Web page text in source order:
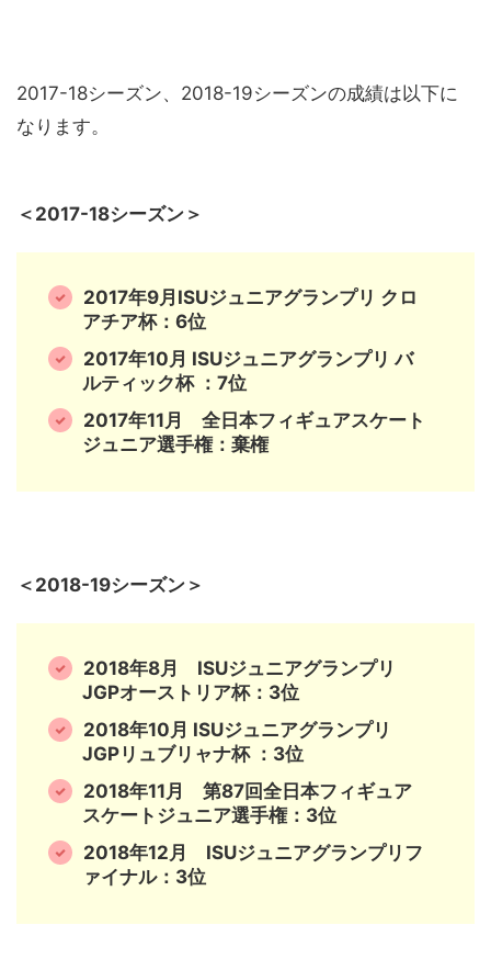
2017-18シーズン、2018-19シーズンの成績は以下に
なります。
＜2017-18シーズン＞
2017年9月ISUジュニアグランプリ クロ
アチア杯：6位
2017年10月 ISUジュニアグランプリ バ
ルティック杯 ：7位
2017年11月 全日本フィギュアスケート
ジュニア選手権：棄権
＜2018-19シーズン＞
2018年8月 ISUジュニアグランプリ
JGPオーストリア杯：3位
2018年10月 ISUジュニアグランプリ
JGPリュブリャナ杯 ：3位
2018年11月 第87回全日本フィギュア
スケートジュニア選手権：3位
2018年12月 ISUジュニアグランプリフ
ァイナル：3位